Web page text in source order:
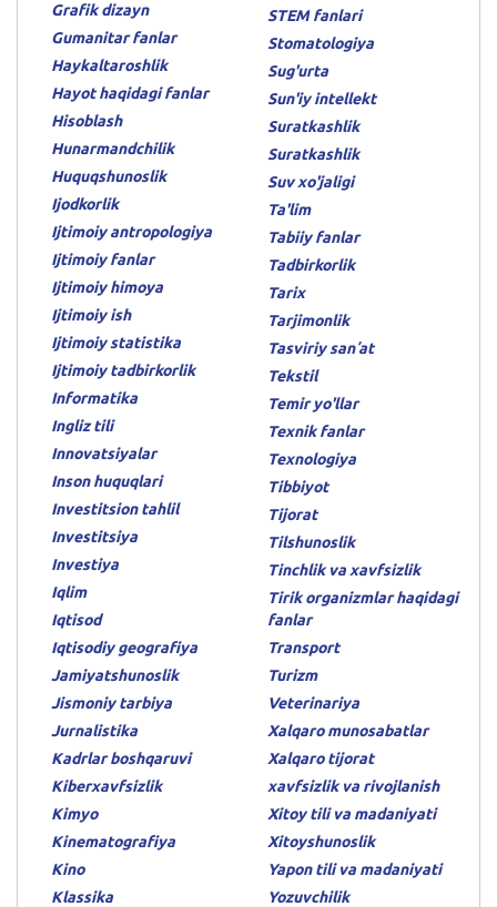
Grafik dizayn
Gumanitar fanlar
Haykaltaroshlik
Hayot haqidagi fanlar
Hisoblash
Hunarmandchilik
Huquqshunoslik
Ijodkorlik
Ijtimoiy antropologiya
Ijtimoiy fanlar
Ijtimoiy himoya
Ijtimoiy ish
Ijtimoiy statistika
Ijtimoiy tadbirkorlik
Informatika
Ingliz tili
Innovatsiyalar
Inson huquqlari
Investitsion tahlil
Investitsiya
Investiya
Iqlim
Iqtisod
Iqtisodiy geografiya
Jamiyatshunoslik
Jismoniy tarbiya
Jurnalistika
Kadrlar boshqaruvi
Kiberxavfsizlik
Kimyo
Kinematografiya
Kino
Klassika
STEM fanlari
Stomatologiya
Sug'urta
Sun'iy intellekt
Suratkashlik
Suratkashlik
Suv xo'jaligi
Ta'lim
Tabiiy fanlar
Tadbirkorlik
Tarix
Tarjimonlik
Tasviriy sanʼat
Tekstil
Temir yo'llar
Texnik fanlar
Texnologiya
Tibbiyot
Tijorat
Tilshunoslik
Tinchlik va xavfsizlik
Tirik organizmlar haqidagi
fanlar
Transport
Turizm
Veterinariya
Xalqaro munosabatlar
Xalqaro tijorat
xavfsizlik va rivojlanish
Xitoy tili va madaniyati
Xitoyshunoslik
Yapon tili va madaniyati
Yozuvchilik